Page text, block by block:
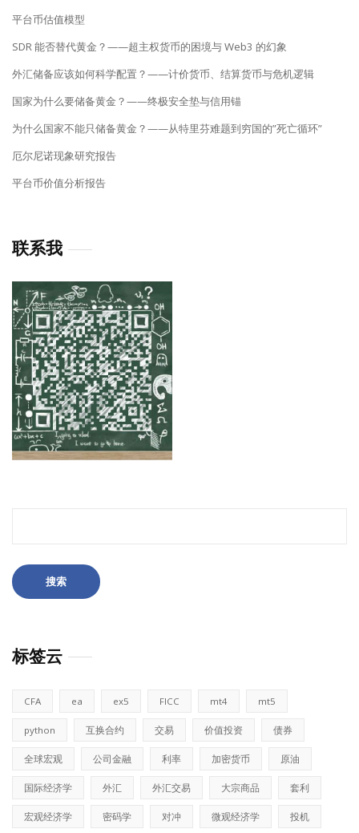
平台币估值模型
SDR 能否替代黄金？——超主权货币的困境与 Web3 的幻象
外汇储备应该如何科学配置？——计价货币、结算货币与危机逻辑
国家为什么要储备黄金？——终极安全垫与信用锚
为什么国家不能只储备黄金？——从特里芬难题到穷国的”死亡循环”
厄尔尼诺现象研究报告
平台币价值分析报告
联系我
标签云
CFA ea ex5 FICC mt4 mt5
python 互换合约 交易 价值投资 债券
全球宏观 公司金融 利率 加密货币 原油
国际经济学 外汇 外汇交易 大宗商品 套利
宏观经济学 密码学 对冲 微观经济学 投机